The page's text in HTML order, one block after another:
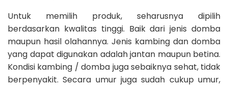
Untuk memilih produk, seharusnya dipilih
berdasarkan kwalitas tinggi. Baik dari jenis domba
maupun hasil olahannya. Jenis kambing dan domba
yang dapat digunakan adalah jantan maupun betina.
Kondisi kambing / domba juga sebaiknya sehat, tidak
berpenyakit. Secara umur juga sudah cukup umur,